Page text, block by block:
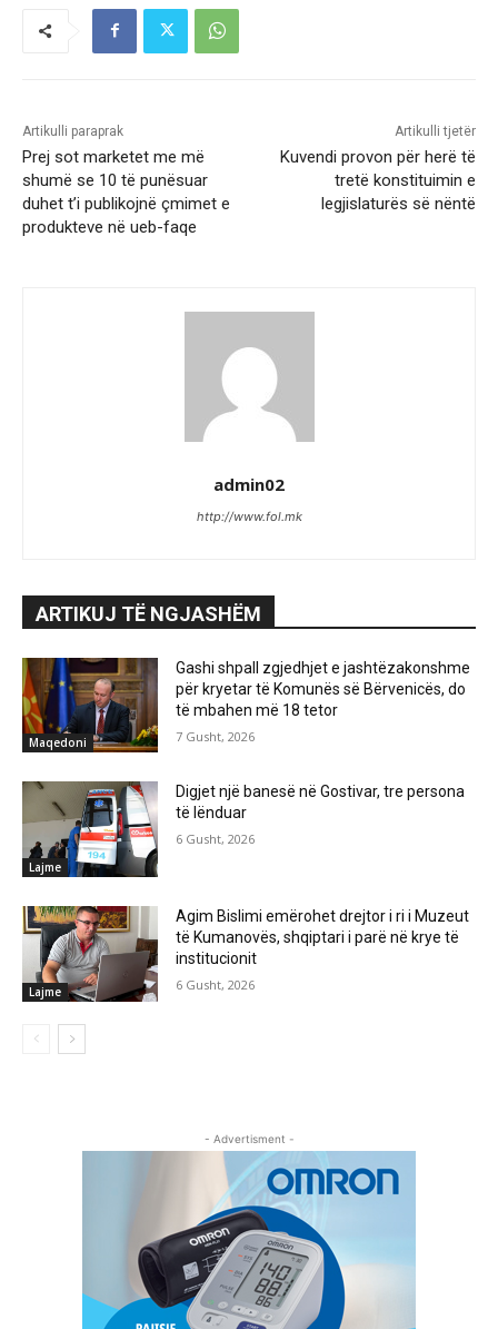
Artikulli paraprak
Prej sot marketet me më
shumë se 10 të punësuar
duhet t’i publikojnë çmimet e
produkteve në ueb-faqe
Artikulli tjetër
Kuvendi provon për herë të
tretë konstituimin e
legjislaturës së nëntë
admin02
http://www.fol.mk
ARTIKUJ TË NGJASHËM
Maqedoni
Gashi shpall zgjedhjet e jashtëzakonshme
për kryetar të Komunës së Bërvenicës, do
të mbahen më 18 tetor
7 Gusht, 2026
Lajme
Digjet një banesë në Gostivar, tre persona
të lënduar
6 Gusht, 2026
Lajme
Agim Bislimi emërohet drejtor i ri i Muzeut
të Kumanovës, shqiptari i parë në krye të
institucionit
6 Gusht, 2026
- Advertisment -